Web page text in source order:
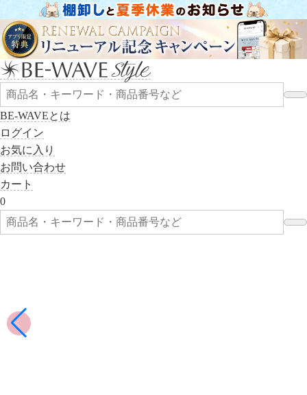
BE-WAVEとは
ログイン
お気に入り
お問い合わせ
カート
0